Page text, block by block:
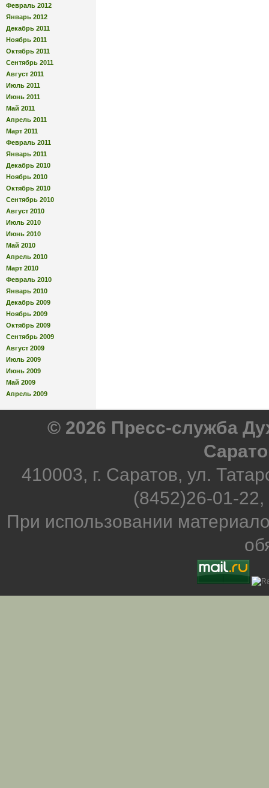
Февраль 2012
Январь 2012
Декабрь 2011
Ноябрь 2011
Октябрь 2011
Сентябрь 2011
Август 2011
Июль 2011
Июнь 2011
Май 2011
Апрель 2011
Март 2011
Февраль 2011
Январь 2011
Декабрь 2010
Ноябрь 2010
Октябрь 2010
Сентябрь 2010
Август 2010
Июль 2010
Июнь 2010
Май 2010
Апрель 2010
Март 2010
Февраль 2010
Январь 2010
Декабрь 2009
Ноябрь 2009
Октябрь 2009
Сентябрь 2009
Август 2009
Июль 2009
Июнь 2009
Май 2009
Апрель 2009
© 2026 Пресс-служба
410003, г. Саратов, ул.
(8452)26-01-
При использовании